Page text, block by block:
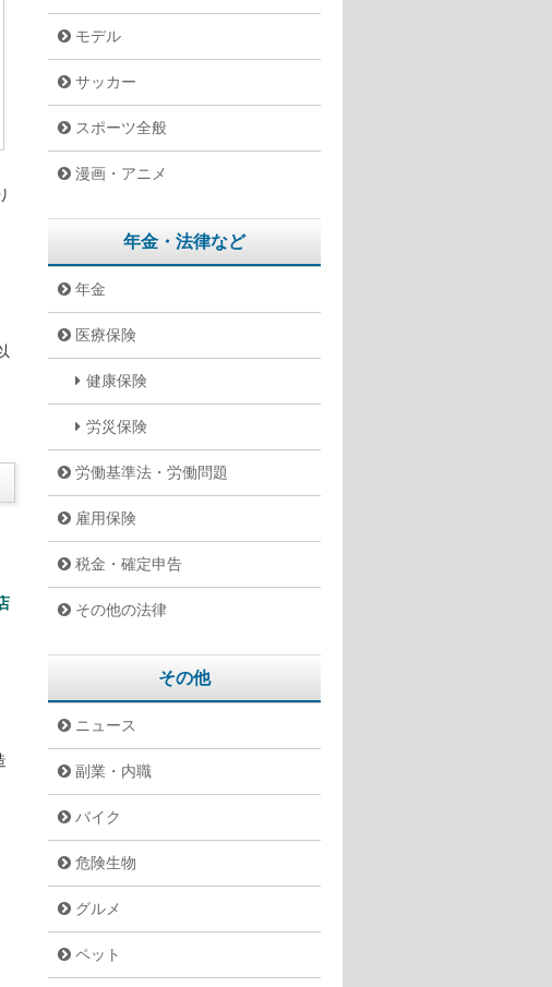
モデル
サッカー
スポーツ全般
漫画・アニメ
年金・法律など
年金
医療保険
健康保険
労災保険
労働基準法・労働問題
雇用保険
税金・確定申告
その他の法律
その他
ニュース
副業・内職
バイク
危険生物
グルメ
ペット